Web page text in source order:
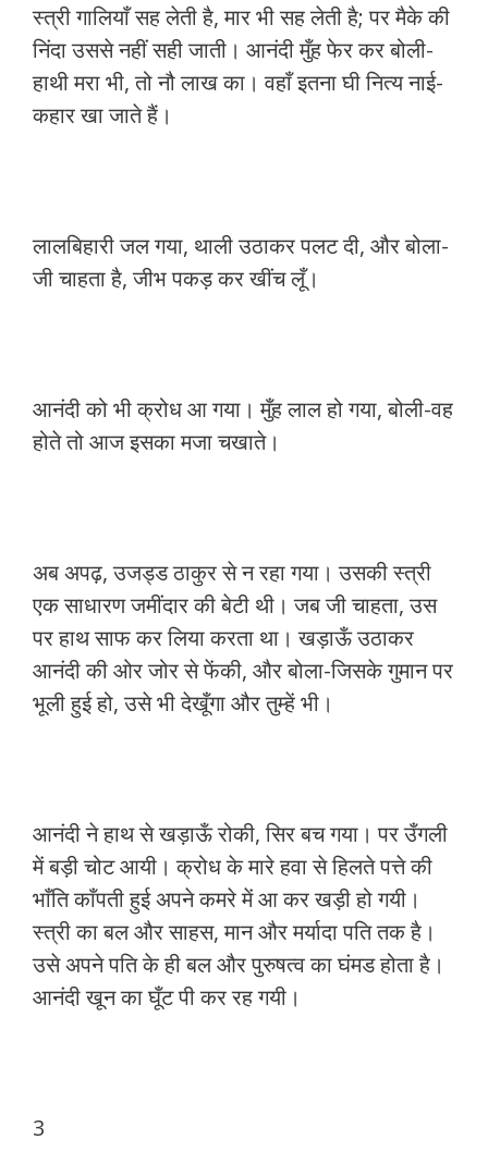
स्त्री गालियाँ सह लेती है, मार भी सह लेती है; पर मैके की
निंदा उससे नहीं सही जाती। आनंदी मुँह फेर कर बोली-
हाथी मरा भी, तो नौ लाख का। वहाँ इतना घी नित्य नाई-
कहार खा जाते हैं।
लालबिहारी जल गया, थाली उठाकर पलट दी, और बोला-
जी चाहता है, जीभ पकड़ कर खींच लूँ।
आनंदी को भी क्रोध आ गया। मुँह लाल हो गया, बोली-वह
होते तो आज इसका मजा चखाते।
अब अपढ़, उजड्ड ठाकुर से न रहा गया। उसकी स्त्री
एक साधारण जमींदार की बेटी थी। जब जी चाहता, उस
पर हाथ साफ कर लिया करता था। खड़ाऊँ उठाकर
आनंदी की ओर जोर से फेंकी, और बोला-जिसके गुमान पर
भूली हुई हो, उसे भी देखूँगा और तुम्हें भी।
आनंदी ने हाथ से खड़ाऊँ रोकी, सिर बच गया। पर उँगली
में बड़ी चोट आयी। क्रोध के मारे हवा से हिलते पत्ते की
भाँति काँपती हुई अपने कमरे में आ कर खड़ी हो गयी।
स्त्री का बल और साहस, मान और मर्यादा पति तक है।
उसे अपने पति के ही बल और पुरुषत्व का घंमड होता है।
आनंदी खून का घूँट पी कर रह गयी।
3